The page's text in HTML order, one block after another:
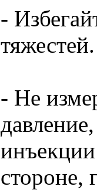
-
тяжестей.
- Не
стороне,